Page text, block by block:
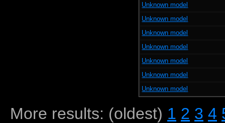
Unknown model
Unknown model
Unknown model
Unknown model
Unknown model
Unknown model
Unknown model
More results: (oldest) 1 2 3 4